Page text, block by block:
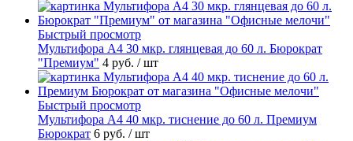
Быстрый просмотр
Мультифора А4 30 мкр. глянцевая до 60 л. Бюрократ
"Премиум" 4 руб. / шт
Быстрый просмотр
Мультифора А4 40 мкр. тиснение до 60 л. Премиум
Бюрократ 6 руб. / шт